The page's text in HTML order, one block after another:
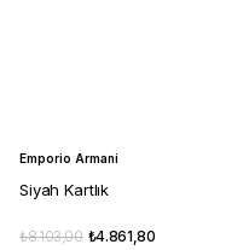
Emporio Armani
Siyah Kartlık
₺4.861,80
₺8.103,00